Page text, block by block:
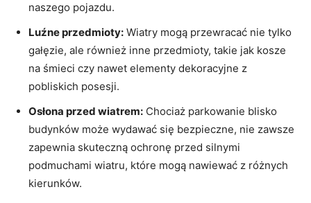
⁣naszego⁤ pojazdu.
Luźne ⁢przedmioty: Wiatry mogą przewracać nie tylko
gałęzie, ale również ​inne przedmioty, takie⁣ jak kosze
na śmieci czy⁣ nawet elementy dekoracyjne‌ z
pobliskich‌ posesji.
Osłona przed wiatrem: Chociaż parkowanie​ blisko
budynków może wydawać‌ się bezpieczne, nie zawsze
zapewnia skuteczną ochronę przed silnymi
podmuchami⁣ wiatru, które mogą nawiewać z ​różnych
kierunków.